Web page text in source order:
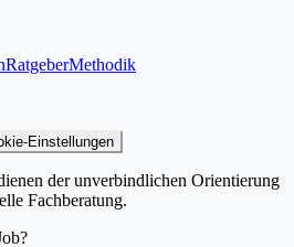
RatgeberMethodik
Einstellungen
der unverbindlichen Orientierung
Fachberatung.